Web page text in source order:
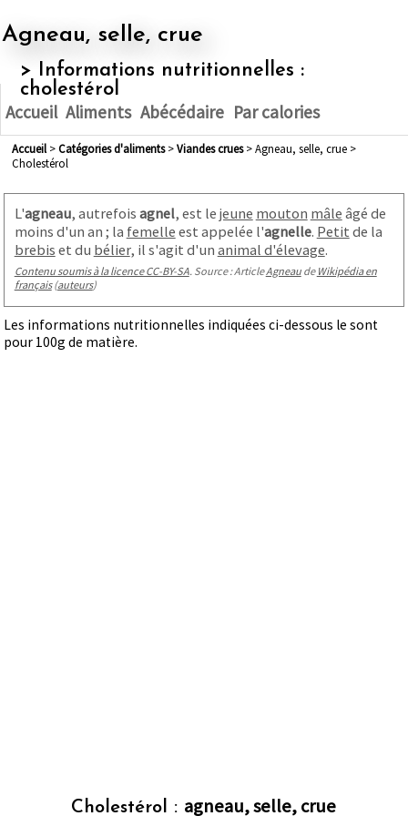
Agneau, selle, crue
> Informations nutritionnelles :
cholestérol
Accueil Aliments Abécédaire Par calories
Accueil> Catégories d'aliments> viandes crues> Agneau, selle, crue >
Cholestérol
L'agneau, autrefois agnel, est le jeune mouton mâle âgé de
moins d'un an ; la femelle est appelée l'agnelle. Petit de la
brebis et du bélier, il s'agit d'un animal d'élevage.
Contenu soumis à la licence CC-BY-SA. Source : ArticleAgneaude Wikipédia en
français(auteurs)
Les informations nutritionnelles indiquées ci-dessous le sont
pour 100g de matière.
Cholestérol : agneau, selle, crue